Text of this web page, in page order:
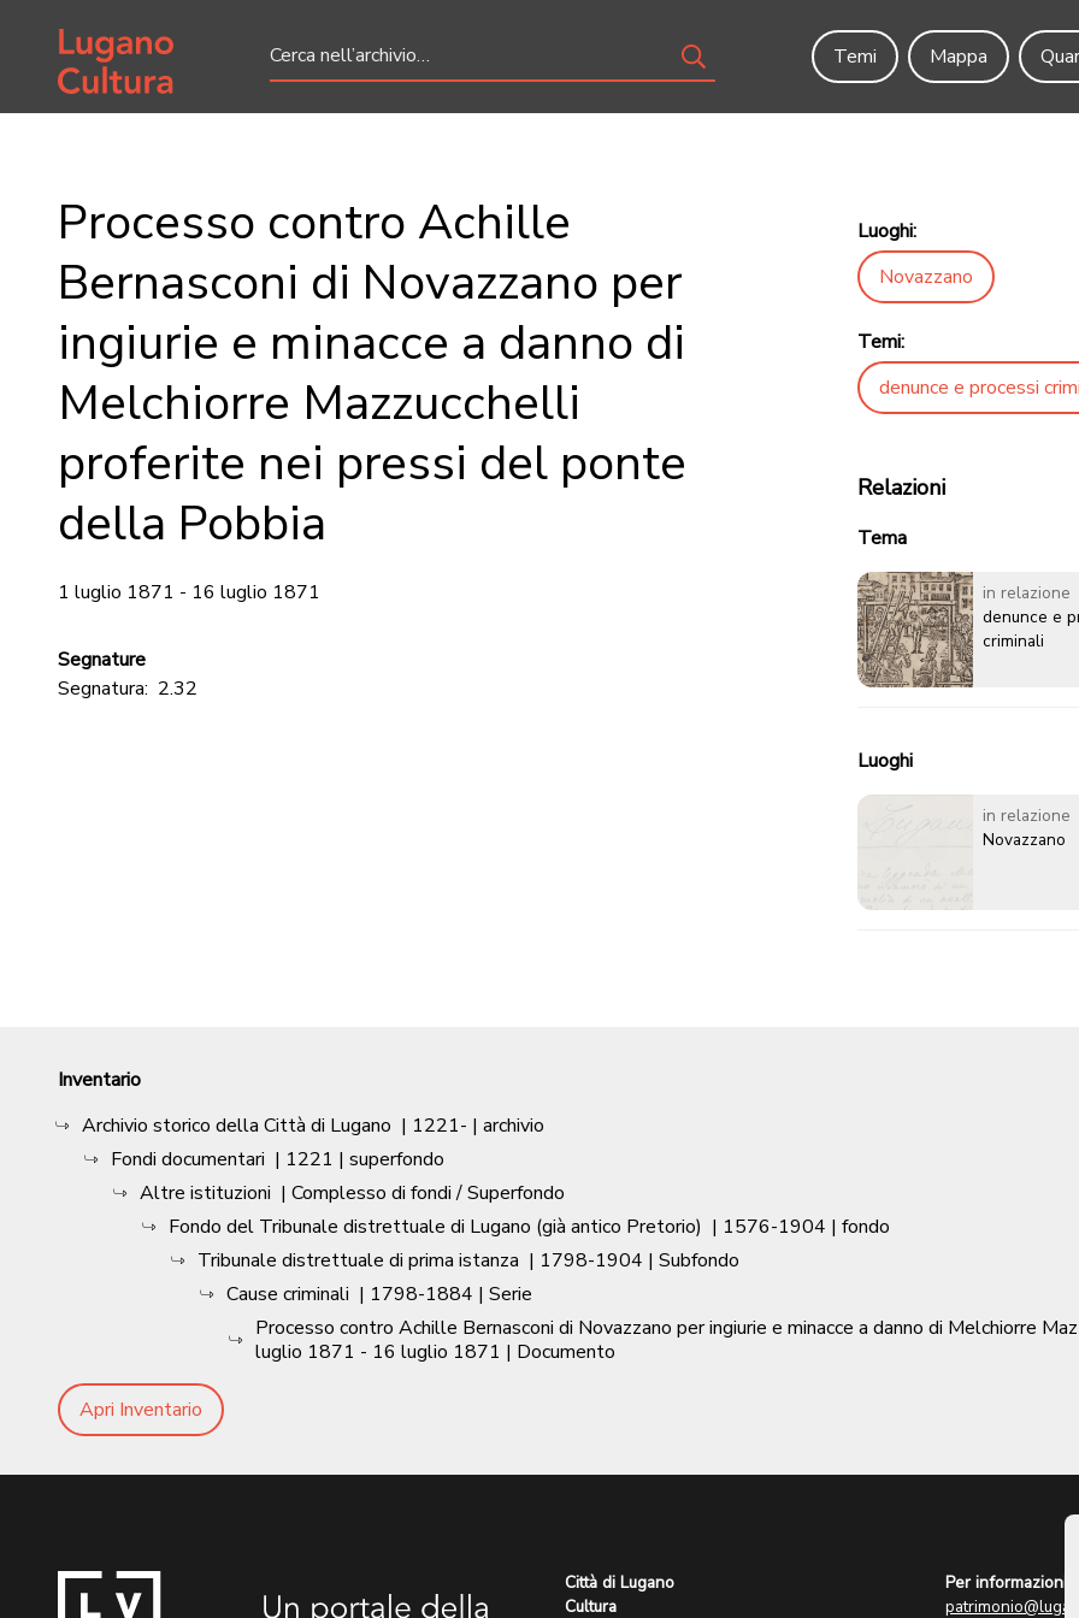
Home page
Temi
Mappa
Processo contro Achille
Bernasconi di Novazzano per
ingiurie e minacce a danno di
Melchiorre Mazzucchelli
proferite nei pressi del ponte
della Pobbia
1 luglio 1871 - 16 luglio 1871
Segnature
Segnatura: 2.32
Luoghi:
Novazzano
Temi:
denunce e processi
Relazioni
Tema
in relazione
denunce e
criminali
Luoghi
in relazione
Novazzano
Inventario
Archivio storico della Città di Lugano | 1221- | archivio
Fondi documentari | 1221 | superfondo
Altre istituzioni | Complesso di fondi / Superfondo
Fondo del Tribunale distrettuale di Lugano (già antico Pretorio) | 1576-1904 | fondo
Tribunale distrettuale di prima istanza | 1798-1904 | Subfondo
Cause criminali | 1798-1884 | Serie
Processo contro Achille Bernasconi di Novazzano per ingiurie e minacce a danno di Melchiorre
luglio 1871 - 16 luglio 1871 | Documento
Apri Inventario
Città di Lugano
Cultura
Per informazioni: